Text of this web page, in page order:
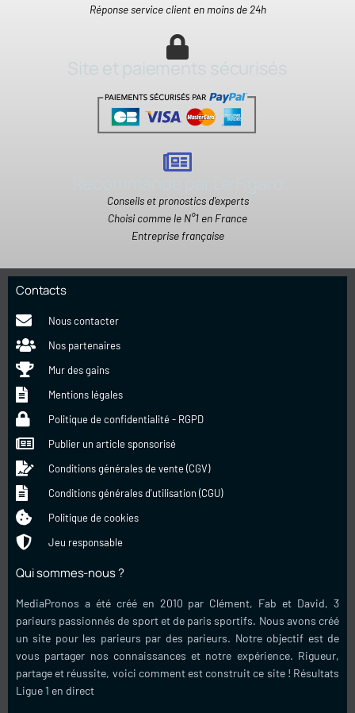
Réponse service client en moins de 24h
Site et paiements sécurisés
Conseils et pronostics d'experts
Choisi comme le N°1 en France
Entreprise française
Contacts
Nous contacter
Nos partenaires
Mur des gains
Mentions légales
Politique de confidentialité - RGPD
Publier un article sponsorisé
Conditions générales de vente (CGV)
Conditions générales d'utilisation (CGU)
Politique de cookies
Jeu responsable
Qui sommes-nous ?
MediaPronos a été créé en 2010 par Clément, Fab et David, 3
parieurs passionnés de sport et de paris sportifs. Nous avons créé
un site pour les parieurs par des parieurs. Notre objectif est de
vous partager nos connaissances et notre expérience. Rigueur,
partage et réussite, voici comment est construit ce site ! Résultats
Ligue 1 en direct